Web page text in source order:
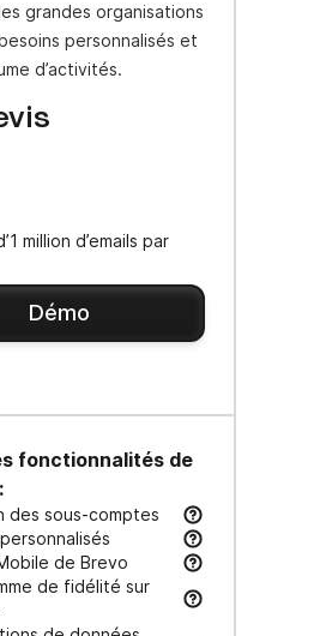
clés de leur parcours.
et de clics.
grandes organisations
personnalisés et
d’activités.
million d’emails par
Démo
fonctionnalités de
des sous-comptes
marques ou entités
toutes vos données uniques
de Brevo
cartes de fidélité, bons,
de fidélité sur